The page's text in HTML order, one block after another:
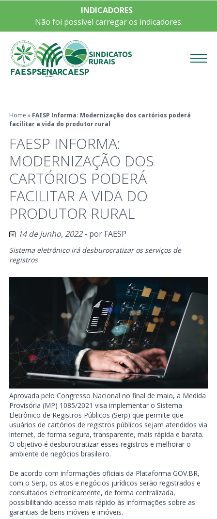
INDICADORES
Não foi possível carregar os indicadores.
Home » FAESP Informa: Modernização dos cartórios poderá
facilitar a vida do produtor rural
FAESP INFORMA:
MODERNIZAÇÃO DOS
CARTÓRIOS PODERÁ
FACILITAR A VIDA DO
PRODUTOR RURAL
14 de junho, 2022- por FAESP
Sistema eletrônico irá desburocratizar os serviços de
registros
Aprovada pelo Congresso Nacional no final de maio, a Medida
Provisória (MP) 1085/2021 visa implementar o Sistema
Eletrônico de Registros Públicos (Serp) que permite que
usuários de cartórios de registros públicos sejam atendidos via
internet, de forma segura, transparente, mais rápida e barata.
O objetivo é desburocratizar esses registros e melhorar o
ambiente de negócios brasileiro.
De acordo com informações oficiais da Plataforma GOV.BR,
com o Serp, os atos e negócios jurídicos serão registrados e
consultados eletronicamente, de forma centralizada,
possibilitando acesso mais rápido às informações sobre as
garantias de bens móveis e imóveis.